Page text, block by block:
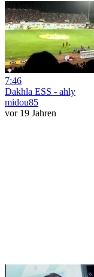
7:46
Dakhla ESS - ahly
midou85
vor 19 Jahren